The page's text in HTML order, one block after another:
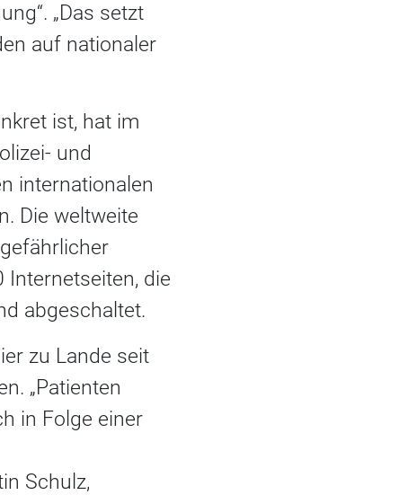
„Das setzt
auf nationaler
ist, hat im
und
internationalen
Die weltweite
die
abgeschaltet.
zu Lande seit
„Patienten
in Folge einer
Schulz,